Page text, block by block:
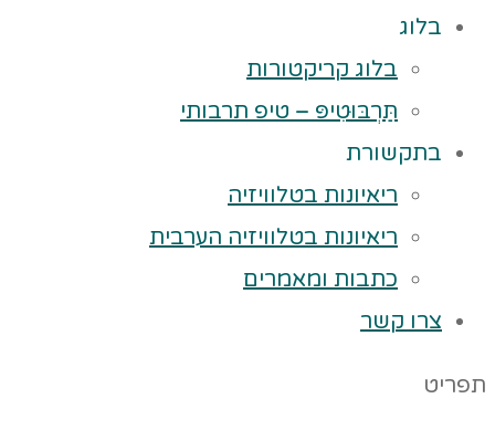
בלוג
בלוג קריקטורות
תַּרְבּוּטִיפּ – טיפ תרבותי
בתקשורת
ריאיונות בטלוויזיה
ריאיונות בטלוויזיה הערבית
כתבות ומאמרים
צרו קשר
תפריט